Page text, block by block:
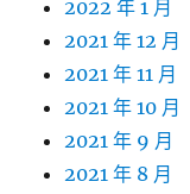
2022 年 1 月
2021 年 12 月
2021 年 11 月
2021 年 10 月
2021 年 9 月
2021 年 8 月